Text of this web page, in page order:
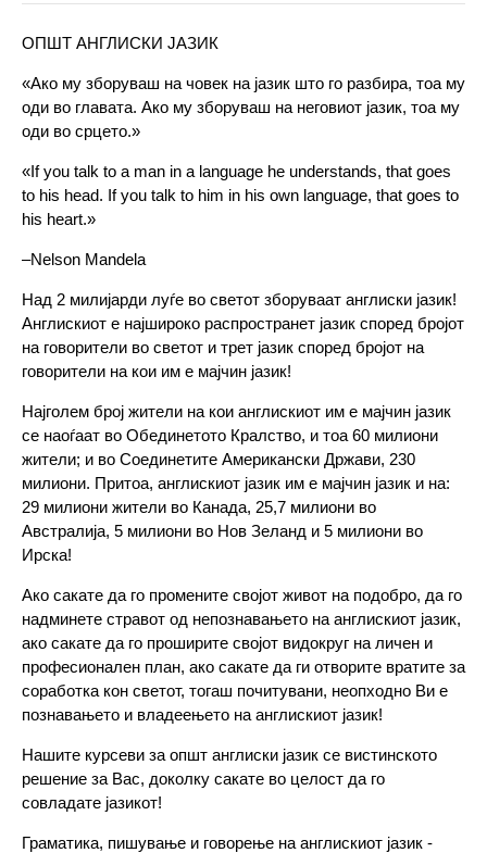
ОПШТ АНГЛИСКИ ЈАЗИК
«Ако му зборуваш на човек на јазик што го разбира, тоа му
оди во главата. Ако му зборуваш на неговиот јазик, тоа му
оди во срцето.»
«If you talk to a man in a language he understands, that goes
to his head. If you talk to him in his own language, that goes to
his heart.»
‒Nelson Mandela
Над 2 милијарди луѓе во светот зборуваат англиски јазик!
Англискиот е најшироко распространет јазик според бројот
на говорители во светот и трет јазик според бројот на
говорители на кои им е мајчин јазик!
Најголем број жители на кои англискиот им е мајчин јазик
се наоѓаат во Обединетото Кралство, и тоа 60 милиони
жители; и во Соединетите Американски Држави, 230
милиони. Притоа, англискиот јазик им е мајчин јазик и на:
29 милиони жители во Канада, 25,7 милиони во
Австралија, 5 милиони во Нов Зеланд и 5 милиони во
Ирска!
Ако сакате да го промените својот живот на подобро, да го
надминете стравот од непознавањето на англискиот јазик,
ако сакате да го проширите својот видокруг на личен и
професионален план, ако сакате да ги отворите вратите за
соработка кон светот, тогаш почитувани, неопходно Ви е
познавањето и владеењето на англискиот јазик!
Нашите курсеви за општ англиски јазик се вистинското
решение за Вас, доколку сакате во целост да го
совладате јазикот!
Граматика, пишување и говорење на англискиот јазик -